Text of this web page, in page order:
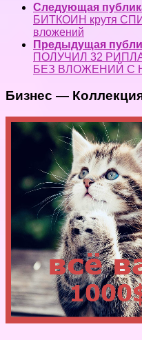
Следующая
БИТКОИН крутя
вложений
Предыдущая
ПОЛУЧИЛ 32
БЕЗ ВЛОЖЕНИЙ С
Бизнес —